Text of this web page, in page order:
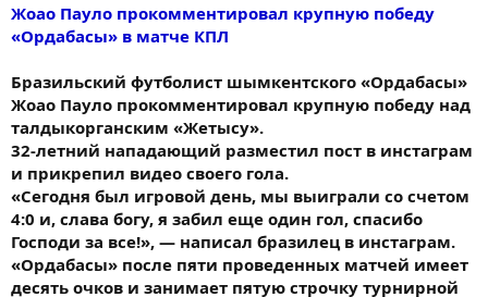
Жоао Пауло прокомментировал крупную победу
«Ордабасы» в матче КПЛ
Бразильский футболист шымкентского «Ордабасы»
Жоао Пауло прокомментировал крупную победу над
талдыкорганским «Жетысу».
32-летний нападающий разместил пост в инстаграм
и прикрепил видео своего гола.
«Сегодня был игровой день, мы выиграли со счетом
4:0 и, слава богу, я забил еще один гол, спасибо
Господи за все!», — написал бразилец в инстаграм.
«Ордабасы» после пяти проведенных матчей имеет
десять очков и занимает пятую строчку турнирной